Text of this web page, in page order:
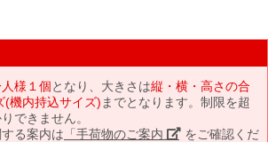
様１個となり、大きさは縦・横・高さの合
(機内持込サイズ) までとなります。制限を超
できません。
る案内は 「手荷物のご案内」 をご確認くだ